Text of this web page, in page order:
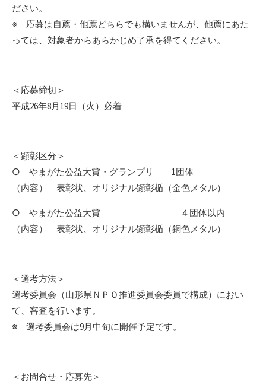
ださい。
※ 応募は自薦・他薦どちらでも構いませんが、他薦にあた
っては、対象者からあらかじめ了承を得てください。
＜応募締切＞
平成26年8月19日（火）必着
＜顕彰区分＞
○ やまがた公益大賞・グランプリ 1団体
（内容） 表彰状、オリジナル顕彰楯（金色メタル）
○ やまがた公益大賞 ４団体以内
（内容） 表彰状、オリジナル顕彰楯（銅色メタル）
＜選考方法＞
選考委員会（山形県ＮＰＯ推進委員会委員で構成）におい
て、審査を行います。
※ 選考委員会は9月中旬に開催予定です。
＜お問合せ・応募先＞